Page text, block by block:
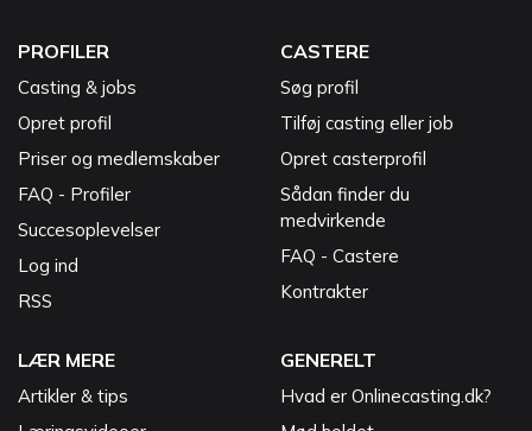
PROFILER
Casting & jobs
Opret profil
Priser og medlemskaber
FAQ - Profiler
Succesoplevelser
Log ind
RSS
CASTERE
Søg profil
Tilføj casting eller job
Opret casterprofil
Sådan finder du
medvirkende
FAQ - Castere
Kontrakter
LÆR MERE
Artikler & tips
GENERELT
Hvad er Onlinecasting.dk?